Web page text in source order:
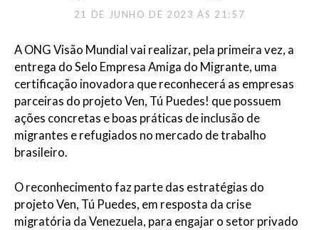
21 DE JUNHO DE 2023 ÀS 21:57
A ONG Visão Mundial vai realizar, pela primeira vez, a
entrega do Selo Empresa Amiga do Migrante, uma
certificação inovadora que reconhecerá as empresas
parceiras do projeto Ven, Tú Puedes! que possuem
ações concretas e boas práticas de inclusão de
migrantes e refugiados no mercado de trabalho
brasileiro.
O reconhecimento faz parte das estratégias do
projeto Ven, Tú Puedes, em resposta da crise
migratória da Venezuela, para engajar o setor privado